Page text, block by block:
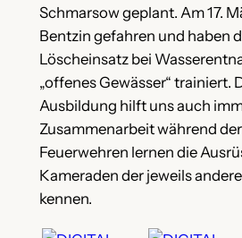
Schmarsow geplant. Am 17.
Bentzin gefahren und haben
Löscheinsatz bei
„offenes Gewässer“ trainiert.
Ausbildung hilft uns auch
Zusammenarbeit während
Feuerwehren lernen die
Kameraden der jeweils
kennen.